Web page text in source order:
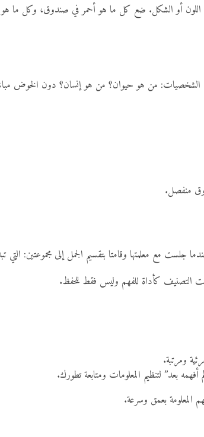
أو الشكل. ضع كل ما هو أحمر في صندوق، وكل ما هو
من هو حيوان؟ من هو إنسان؟ دون الخوض مباشرة
منفصل.
جلست مع معلمتها وقامتا بتقسيم الجمل إلى مجموعتين:
التصنيف كأداة للفهم وليس فقط للحفظ.
ومرتبة.
بعد” لتنظيم المعلومات ومتابعة تطورك.
المعلومة بعمق وسرعة.